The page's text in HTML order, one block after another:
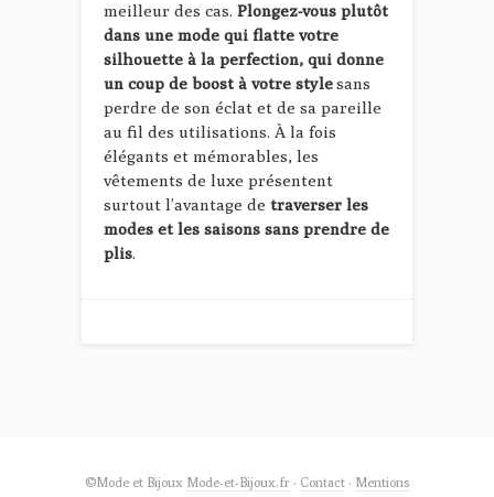
meilleur des cas. Plongez-vous plutôt
dans une mode qui flatte votre
silhouette à la perfection, qui donne
un coup de boost à votre stylesans
perdre de son éclat et de sa pareille
au fil des utilisations. À la fois
élégants et mémorables, les
vêtements de luxe présentent
surtout l’avantage de traverser les
modes et les saisons sans prendre de
plis.
©Mode et Bijoux Mode-et-Bijoux.fr· Contact· Mentions